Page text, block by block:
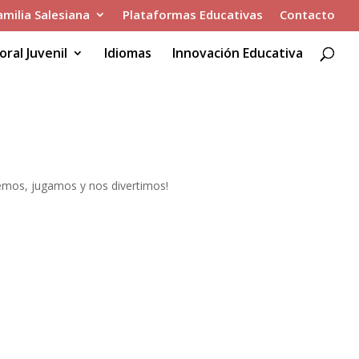
Salesiana Plataformas Educativas Contacto
Juvenil Idiomas Innovación Educativa
jugamos y nos divertimos!